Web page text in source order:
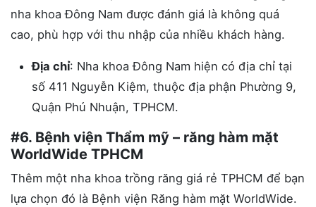
nha khoa Đông Nam được đánh giá là không quá
cao, phù hợp với thu nhập của nhiều khách hàng.
Địa chỉ: Nha khoa Đông Nam hiện có địa chỉ tại
số 411 Nguyễn Kiệm, thuộc địa phận Phường 9,
Quận Phú Nhuận, TPHCM.
#6. Bệnh viện Thẩm mỹ – răng hàm mặt
WorldWide TPHCM
Thêm một nha khoa trồng răng giá rẻ TPHCM để bạn
lựa chọn đó là Bệnh viện Răng hàm mặt WorldWide.